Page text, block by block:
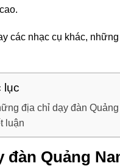
các nhạc cụ khác,
lục
địa chỉ dạy đàn
luận
đàn Quảng